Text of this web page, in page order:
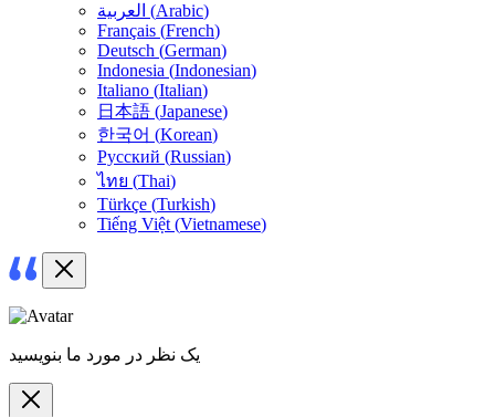
العربية (Arabic)
Français (French)
Deutsch (German)
Indonesia (Indonesian)
Italiano (Italian)
日本語 (Japanese)
한국어 (Korean)
Русский (Russian)
ไทย (Thai)
Türkçe (Turkish)
Tiếng Việt (Vietnamese)
یک نظر در مورد ما بنویسید